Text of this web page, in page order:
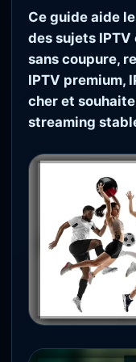
Ce guide aide
des sujets IPTV
sans coupure,
IPTV premium,
cher et
streaming